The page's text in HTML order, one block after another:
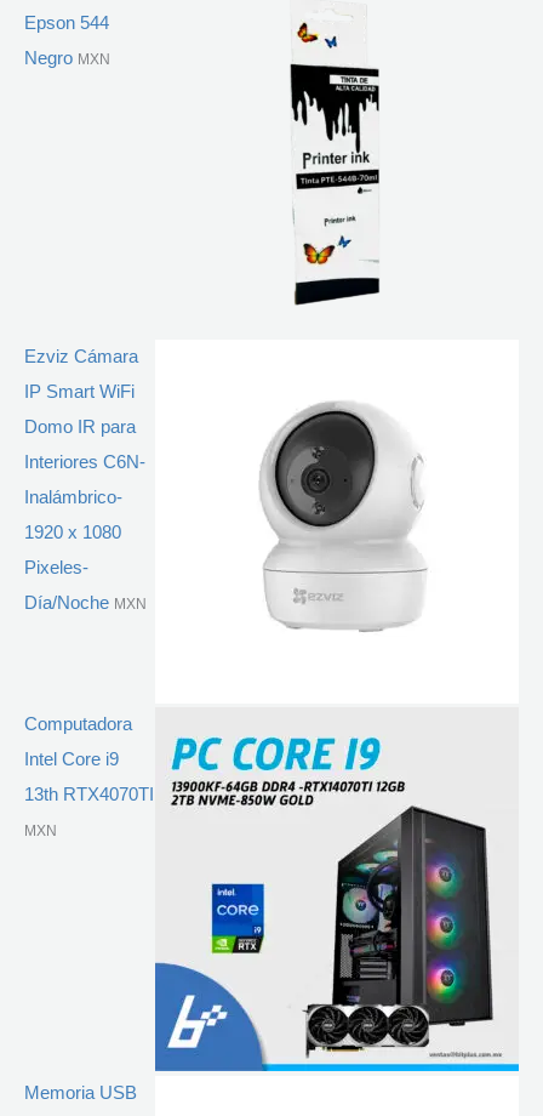
Epson 544
Negro MXN
Ezviz Cámara
IP Smart WiFi
Domo IR para
Interiores C6N-
Inalámbrico-
1920 x 1080
Pixeles-
Día/Noche MXN
Computadora
Intel Core i9
13th RTX4070TI
MXN
Memoria USB